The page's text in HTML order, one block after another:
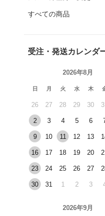
すべての商品
受注・発送カレンダ
2026年8月
日 月 火 水 木
26 27 28 29 30
2 3 4 5 6
9 10 11 12 13
16 17 18 19 20
23 24 25 26 27
30 31 1 2 3
2026年9月